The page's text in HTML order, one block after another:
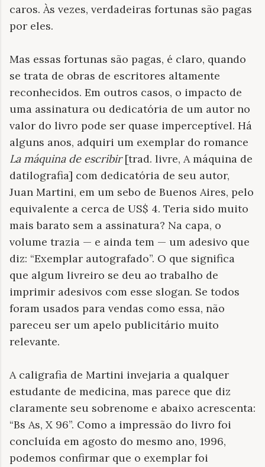
caros. Às vezes, verdadeiras fortunas são pagas
por eles.
Mas essas fortunas são pagas, é claro, quando
se trata de obras de escritores altamente
reconhecidos. Em outros casos, o impacto de
uma assinatura ou dedicatória de um autor no
valor do livro pode ser quase imperceptível. Há
alguns anos, adquiri um exemplar do romance
La máquina de escribir[trad. livre, A máquina de
datilografia] com dedicatória de seu autor,
Juan Martini, em um sebo de Buenos Aires, pelo
equivalente a cerca de US$ 4. Teria sido muito
mais barato sem a assinatura? Na capa, o
volume trazia — e ainda tem — um adesivo que
diz: “Exemplar autografado”. O que significa
que algum livreiro se deu ao trabalho de
imprimir adesivos com esse slogan. Se todos
foram usados para vendas como essa, não
pareceu ser um apelo publicitário muito
relevante.
A caligrafia de Martini invejaria a qualquer
estudante de medicina, mas parece que diz
claramente seu sobrenome e abaixo acrescenta:
“Bs As, X 96”. Como a impressão do livro foi
concluída em agosto do mesmo ano, 1996,
podemos confirmar que o exemplar foi